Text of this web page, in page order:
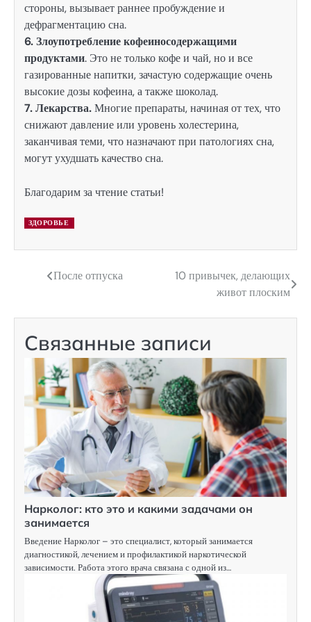
стороны, вызывает раннее пробуждение и
дефрагментацию сна.
6. Злоупотребление кофеиносодержащими
продуктами. Это не только кофе и чай, но и все
газированные напитки, зачастую содержащие очень
высокие дозы кофеина, а также шоколад.
7. Лекарства.Многие препараты, начиная от тех, что
снижают давление или уровень холестерина,
заканчивая теми, что назначают при патологиях сна,
могут ухудшать качество сна.
Благодарим за чтение статьи!
ЗДОРОВЬЕ
Навигация
После отпуска
10 привычек, делающих
живот плоским
Связанные записи
Нарколог: кто это и какими задачами он
занимается
Введение Нарколог – это специалист, который занимается
диагностикой, лечением и профилактикой наркотической
зависимости. Работа этого врача связана с одной из…